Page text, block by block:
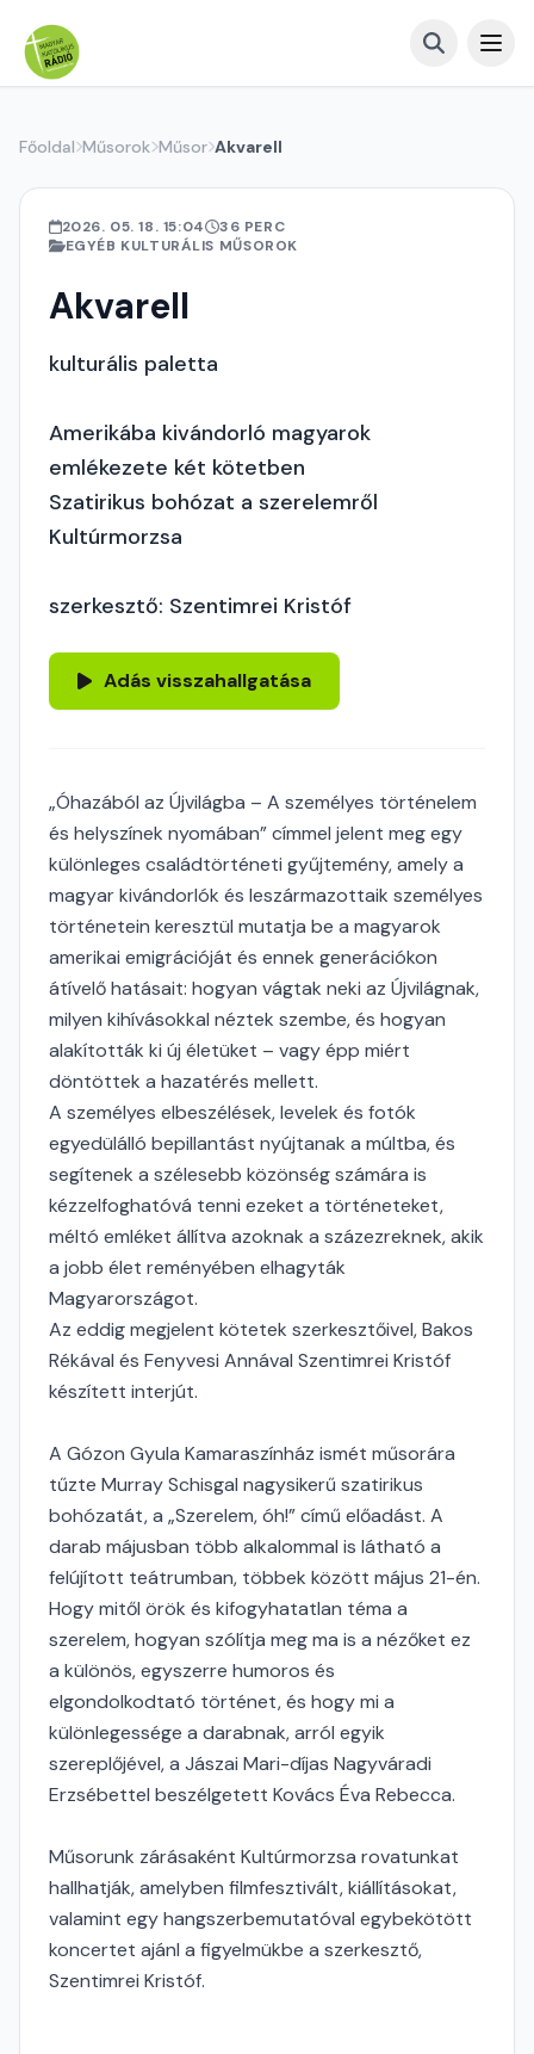
Főoldal Műsorok Műsor Akvarell
2026. 05. 18. 15:04
36 PERC
EGYÉB KULTURÁLIS MŰSOROK
Akvarell
kulturális paletta
Amerikába kivándorló magyarok
emlékezete két kötetben
Szatirikus bohózat a szerelemről
Kultúrmorzsa
szerkesztő: Szentimrei Kristóf
Adás visszahallgatása
„Óhazából az Újvilágba – A személyes történelem
és helyszínek nyomában” címmel jelent meg egy
különleges családtörténeti gyűjtemény, amely a
magyar kivándorlók és leszármazottaik személyes
történetein keresztül mutatja be a magyarok
amerikai emigrációját és ennek generációkon
átívelő hatásait: hogyan vágtak neki az Újvilágnak,
milyen kihívásokkal néztek szembe, és hogyan
alakították ki új életüket – vagy épp miért
döntöttek a hazatérés mellett.
A személyes elbeszélések, levelek és fotók
egyedülálló bepillantást nyújtanak a múltba, és
segítenek a szélesebb közönség számára is
kézzelfoghatóvá tenni ezeket a történeteket,
méltó emléket állítva azoknak a százezreknek, akik
a jobb élet reményében elhagyták
Magyarországot.
Az eddig megjelent kötetek szerkesztőivel, Bakos
Rékával és Fenyvesi Annával Szentimrei Kristóf
készített interjút.
A Gózon Gyula Kamaraszínház ismét műsorára
tűzte Murray Schisgal nagysikerű szatirikus
bohózatát, a „Szerelem, óh!” című előadást. A
darab májusban több alkalommal is látható a
felújított teátrumban, többek között május 21-én.
Hogy mitől örök és kifogyhatatlan téma a
szerelem, hogyan szólítja meg ma is a nézőket ez
a különös, egyszerre humoros és
elgondolkodtató történet, és hogy mi a
különlegessége a darabnak, arról egyik
szereplőjével, a Jászai Mari-díjas Nagyváradi
Erzsébettel beszélgetett Kovács Éva Rebecca.
Műsorunk zárásaként Kultúrmorzsa rovatunkat
hallhatják, amelyben filmfesztivált, kiállításokat,
valamint egy hangszerbemutatóval egybekötött
koncertet ajánl a figyelmükbe a szerkesztő,
Szentimrei Kristóf.